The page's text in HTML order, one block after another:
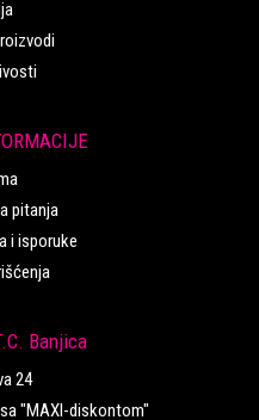
pitanja
i isporuke
Banjica
24
"MAXI-diskontom"